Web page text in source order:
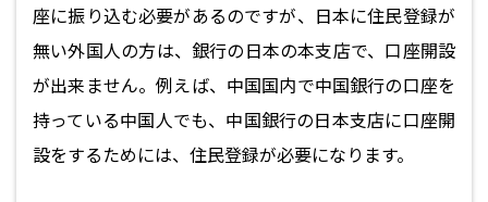
座に振り込む必要があるのですが、日本に住民登録が
無い外国人の方は、銀行の日本の本支店で、口座開設
が出来ません。例えば、中国国内で中国銀行の口座を
持っている中国人でも、中国銀行の日本支店に口座開
設をするためには、住民登録が必要になります。